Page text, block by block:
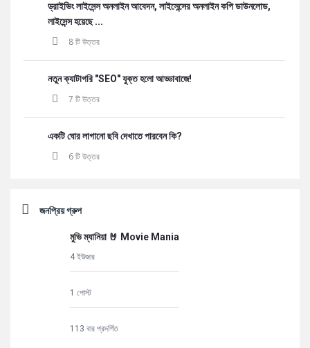
ড্রাইভিং লাইসেন্স অনলাইন আবেদন, লাইসেন্সের অনলাইন কপি ডাউনলোড,
লাইসেন্স হয়েছে ...
8 টি উত্তর
নতুন ক্যাটাগরি "SEO" যুক্ত হলো আড্ডাবাজে!
7 টি উত্তর
একটি ঘোর লাগানো ছবি দেখাতে পারবেন কি?
6 টি উত্তর
জনপ্রিয় গ্রুপ
মুভি ম্যানিয়া 🤘 Movie Mania
4 ইউজার
1 পোস্ট
113 বার প্রদর্শিত